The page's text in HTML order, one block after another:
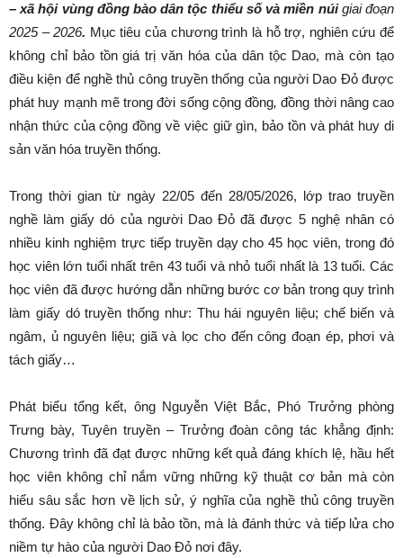
– xã hội vùng đồng bào dân tộc thiểu số và miền núigiai đoạn
2025 – 2026. Mục tiêu của chương trình là hỗ trợ, nghiên cứu để
không chỉ bảo tồn giá trị văn hóa của dân tộc Dao, mà còn tạo
điều kiện để nghề thủ công truyền thống của người Dao Đỏ được
phát huy mạnh mẽ trong đời sống cộng đồng, đồng thời nâng cao
nhận thức của cộng đồng về việc giữ gìn, bảo tồn và phát huy di
sản văn hóa truyền thống.
Trong thời gian từ ngày 22/05 đến 28/05/2026, lớp trao truyền
nghề làm giấy dó của người Dao Đỏ đã được 5 nghệ nhân có
nhiều kinh nghiệm trực tiếp truyền dạy cho 45 học viên, trong đó
học viên lớn tuổi nhất trên 43 tuổi và nhỏ tuổi nhất là 13 tuổi. Các
học viên đã được hướng dẫn những bước cơ bản trong quy trình
làm giấy dó truyền thống như: Thu hái nguyên liệu; chế biến và
ngâm, ủ nguyên liệu; giã và lọc cho đến công đoạn ép, phơi và
tách giấy…
Phát biểu tổng kết, ông Nguyễn Việt Bắc, Phó Trưởng phòng
Trưng bày, Tuyên truyền – Trưởng đoàn công tác khẳng định:
Chương trình đã đạt được những kết quả đáng khích lệ, hầu hết
học viên không chỉ nắm vững những kỹ thuật cơ bản mà còn
hiểu sâu sắc hơn về lịch sử, ý nghĩa của nghề thủ công truyền
thống. Đây không chỉ là bảo tồn, mà là đánh thức và tiếp lửa cho
niềm tự hào của người Dao Đỏ nơi đây.